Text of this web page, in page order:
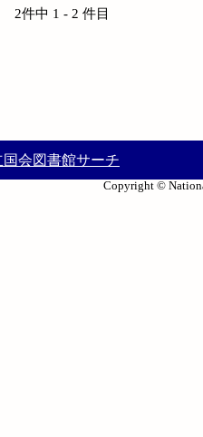
2件中 1 - 2 件目
国会図書館サーチ
Copyright ©